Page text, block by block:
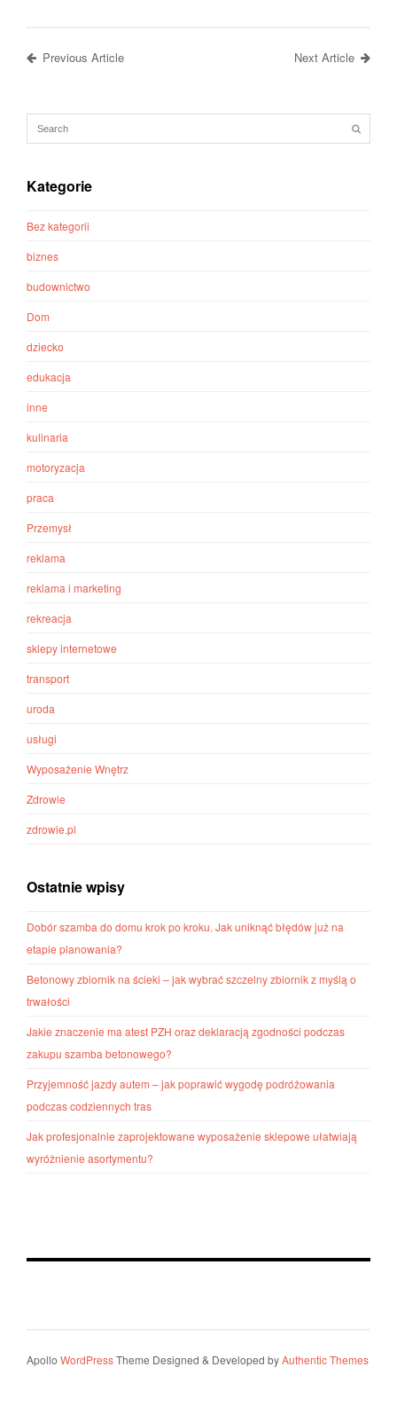
Previous Article Next Article
Kategorie
Bez kategorii
biznes
budownictwo
Dom
dziecko
edukacja
inne
kulinaria
motoryzacja
praca
Przemysł
reklama
reklama i marketing
rekreacja
sklepy internetowe
transport
uroda
usługi
Wyposażenie Wnętrz
Zdrowie
zdrowie.pl
Ostatnie wpisy
Dobór szamba do domu krok po kroku. Jak uniknąć błędów już na
etapie planowania?
Betonowy zbiornik na ścieki – jak wybrać szczelny zbiornik z myślą o
trwałości
Jakie znaczenie ma atest PZH oraz deklaracją zgodności podczas
zakupu szamba betonowego?
Przyjemność jazdy autem – jak poprawić wygodę podróżowania
podczas codziennych tras
Jak profesjonalnie zaprojektowane wyposażenie sklepowe ułatwiają
wyróżnienie asortymentu?
Apollo WordPressTheme Designed & Developed byAuthentic Themes